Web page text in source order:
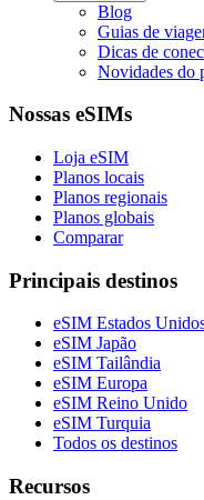
Blog
Guias de
Dicas de
Novidades do
Nossas eSIMs
Loja eSIM
Planos locais
Planos regionais
Planos globais
Comparar
Principais destinos
eSIM Estados
eSIM Japão
eSIM Tailândia
eSIM Europa
eSIM Reino Unido
eSIM Turquia
Todos os destinos
Recursos